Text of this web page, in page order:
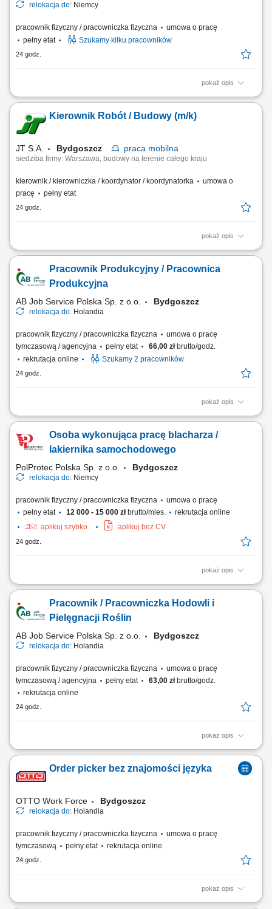
relokacja do: Niemcy
pracownik fizyczny / pracowniczka fizyczna
umowa o pracę
pełny etat
Szukamy kilku pracowników
24 godz.
pokaż opis
Opis stanowiska Wykonywanie podstawowych, niewymagających
motoryzacyjnych; Sprawne przygotowywanie gotowych elementów do
wysyłki, w tym ich bezpieczne pakowanie i etykietowanie; Wsparcie
Kierownik Robót / Budowy (m/k)
JT S.A. Bydgoszcz praca mobilna
siedziba firmy: Warszawa, budowy na terenie całego kraju
kierownik / kierowniczka / koordynator / koordynatorka
umowa o
pracę
pełny etat
24 godz.
pokaż opis
DO TWOICH ZADAŃ NALEŻEĆ BĘDZIE: Realizacja projektów
gazowe, tłocznie gazu oraz gazociągi wysokiego ciśnienia;
Sprawowanie stałej kontroli oraz bieżącego nadzoru nad procesem
Pracownik Produkcyjny / Pracownica
Produkcyjna
AB Job Service Polska Sp. z o.o. Bydgoszcz
relokacja do: Holandia
pracownik fizyczny / pracowniczka fizyczna
umowa o pracę
tymczasową / agencyjna
pełny etat 66,00 złbrutto/godz.
rekrutacja online
Szukamy 2 pracowników
24 godz.
pokaż opis
Zakres obowiązków: Przygotowanie, zwijanie i pakowanie placków roti,
przekąsek i składników dań kuchni świata; Dbanie o zachowanie
rygorystycznych standardów higieny przy żywności;
Osoba wykonująca pracę blacharza /
lakiernika samochodowego
PolProtec Polska Sp. z o.o. Bydgoszcz
relokacja do: Niemcy
pracownik fizyczny / pracowniczka fizyczna
umowa o pracę
pełny etat
12 000 - 15 000 złbrutto/mies.
rekrutacja online
aplikuj szybko
aplikuj bez CV
24 godz.
pokaż opis
Obowiązki: przygotowanie elementów karoserii do lakierowania
nowoczesnych metod natryskowych (głównie lakiery wodne)
polerowanie i wykończenie powierzchni;
Pracownik / Pracowniczka Hodowli i
Pielęgnacji Roślin
AB Job Service Polska Sp. z o.o. Bydgoszcz
relokacja do: Holandia
pracownik fizyczny / pracowniczka fizyczna
umowa o pracę
tymczasową / agencyjna
pełny etat 63,00 złbrutto/godz.
rekrutacja online
24 godz.
pokaż opis
Zakres obowiązków: Sadzenie sadzonek zgodnie ze standardami
jakości; Pielęgnacja, czyszczenie oraz kontrola prawidłowego wzrostu
roślin; Zbiór, sortowanie i układanie kwiatów według zamówień;
Przygotowywanie materiału roślinnego do wysyłki i dalszych etapów
Order picker bez znajomości języka
OTTO Work Force Bydgoszcz
relokacja do: Holandia
pracownik fizyczny / pracowniczka fizyczna
umowa o pracę
tymczasową
pełny etat rekrutacja online
24 godz.
pokaż opis
Twoje codzienne zadania Kompletujesz i przygotowujesz zamówienia